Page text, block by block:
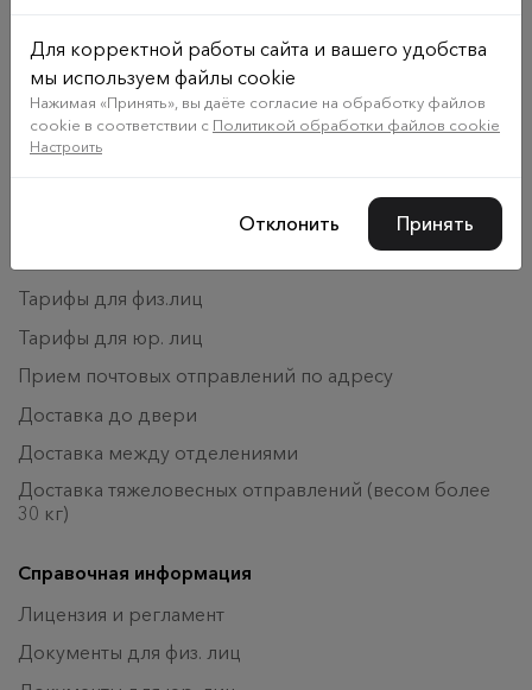
Заключить договор
Новости
Наши партнеры
Вакансии
Тарифы для физ.лиц
Тарифы для юр. лиц
Прием почтовых отправлений по адресу
Доставка до двери
Доставка между отделениями
Доставка тяжеловесных отправлений (весом более
30 кг)
Справочная информация
Лицензия и регламент
Документы для физ. лиц
Для корректной работы сайта и вашего удобства
мы используем файлы cookie
Нажимая «Принять», вы даёте согласие на обработку файлов
cookie в соответствии с Политикой обработки файлов cookie
Настроить
Отклонить Принять